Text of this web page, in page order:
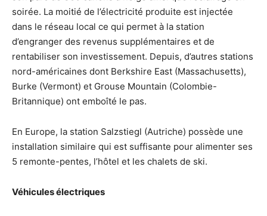
soirée. La moitié de l’électricité produite est injectée
dans le réseau local ce qui permet à la station
d’engranger des revenus supplémentaires et de
rentabiliser son investissement. Depuis, d’autres stations
nord-américaines dont Berkshire East (Massachusetts),
Burke (Vermont) et Grouse Mountain (Colombie-
Britannique) ont emboîté le pas.
En Europe, la station Salzstiegl (Autriche) possède une
installation similaire qui est suffisante pour alimenter ses
5 remonte-pentes, l’hôtel et les chalets de ski.
Véhicules électriques